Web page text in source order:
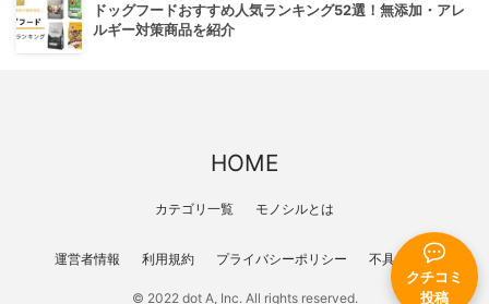
クチコミ
投稿
ドッグフードおすすめ人気ランキング52選！無添加・アレ
ルギー対策商品を紹介
HOME
カテゴリ一覧 モノシルとは
運営者情報 利用規約 プライバシーポリシー 不具合報告
© 2022 dot A, Inc. All rights reserved.